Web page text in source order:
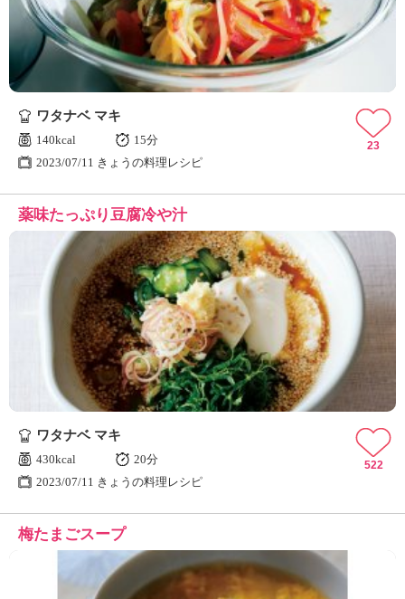
ワタナベ マキ
140kcal
15分
2023/07/11 きょうの料理レシピ
23
薬味たっぷり豆腐冷や汁
ワタナベ マキ
430kcal
20分
2023/07/11 きょうの料理レシピ
522
梅たまごスープ